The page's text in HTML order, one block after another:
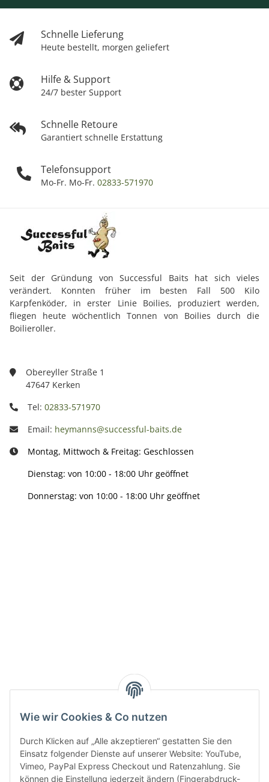
Wie wir Cookies & Co nutzen
Durch Klicken auf „Alle akzeptieren“ gestatten Sie den
Einsatz folgender Dienste auf unserer Website: YouTube,
Vimeo, PayPal Express Checkout und Ratenzahlung. Sie
können die Einstellung jederzeit ändern (Fingerabdruck-
Schnelle Lieferung
Heute bestellt, morgen geliefert
Hilfe & Support
24/7 bester Support
Schnelle Retoure
Garantiert schnelle Erstattung
Telefonsupport
Mo-Fr. Mo-Fr. 02833-571970
Seit der Gründung von Successful Baits hat sich vieles
verändert. Konnten früher im besten Fall 500 Kilo
Karpfenköder, in erster Linie Boilies, produziert werden,
fliegen heute wöchentlich Tonnen von Boilies durch die
Boilieroller.
Obereyller Straße 1
47647 Kerken
Tel: 02833-571970
Email: heymanns@successful-baits.de
Montag, Mittwoch & Freitag: Geschlossen
Dienstag: von 10:00 - 18:00 Uhr geöffnet
Donnerstag: von 10:00 - 18:00 Uhr geöffnet